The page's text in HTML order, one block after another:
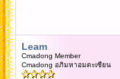
Leam
Cmadong Member
Cmadong อภิมหาอมตะเซียน